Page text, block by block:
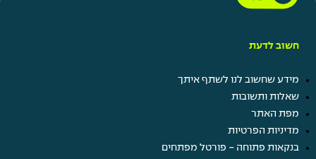
חשוב לדעת
מידע שחשוב לנו לשתף איתך
שאלות ותשובות
מפת האתר
מדיניות הפרטיות
בנקאות פתוחה - פורטל מפתחים